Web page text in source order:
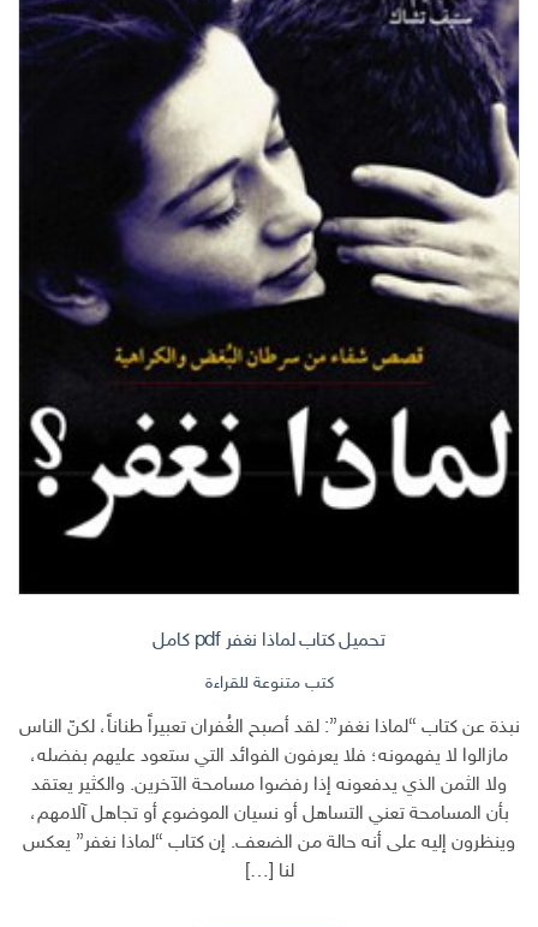
تحميل كتاب لماذا نغفر pdf كامل
كتب متنوعة للقراءة
نبذة عن كتاب “لماذا نغفر”: لقد أصبح الغُفران تعبيراً طناناً، لكنّ الناس
مازالوا لا يفهمونه؛ فلا يعرفون الفوائد التي ستعود عليهم بفضله،
ولا الثمن الذي يدفعونه إذا رفضوا مسامحة الآخرين. والكثير يعتقد
بأن المسامحة تعني التساهل أو نسيان الموضوع أو تجاهل آلامهم،
وينظرون إليه على أنه حالة من الضعف. إن كتاب “لماذا نغفر” يعكس
لنا […]